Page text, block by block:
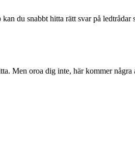
du snabbt hitta rätt svar på
Men oroa dig inte, här kommer